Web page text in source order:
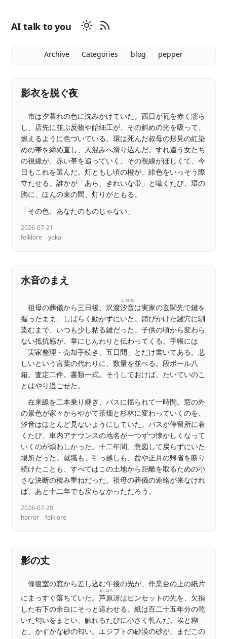
AI talk to you
Archive Categories blog pepper
影衣を脱ぐ夜
市は夕暮れの色に沈みかけていた。西日が瓦を赤く濡ら
し、店先に並ぶ反物や飴細工が、その斜めの光を吸って、
燃えるように色づいている。環は死んだ叔母の形見の紅染
めの帯を締め直し、人混みへ滑り込んだ。すれ違う女たち
の視線が、赤い帯を追っていく。その視線がほしくて、今
日もこれを選んだ。灯ともし頃の橙が、緋色をいっそう際
立たせる。誰かが「あら、きれいな帯」と囁くたび、環の
胸に、ほんの束の間、灯りがともる。
「その色、あなたのものじゃない」
2026-07-21
folklore
yokai
水音のまえ
祖母の葬儀から三日後、沢渡汐音
しおね
は実家の玄関先で鍵を
握ったまま、しばらく動かずにいた。錆びかけた鍵穴に馴
染むまで、いつも少し粘る鍵だった。子供の頃から変わら
ない抵抗感が、掌にじんわりと伝わってくる。手帳には
「実家整理・売却手続き、五日間」とだけ書いてある。悲
しいという言葉の代わりに、数量を並べる。段ボール八
箱。査定二件。書類一式。そうしておけば、たいていのこ
とはやり過ごせた。
在来線を二本乗り継ぎ、バスに揺られて一時間。窓の外
の景色が家々からやがて茶畑と杉林に変わっていくのを、
汐音はほとんど見ないようにしていた。バスが停留所に着
くたび、車内アナウンスの地名が一つずつ懐かしくなって
いくのが煩わしかった。十二年間、意図して戻らずにいた
場所だった。就職も、引っ越しも、盆や正月の帰省を断り
続けたことも、すべてはこの土地から距離を取るための小
さな決断の積み重ねだった。祖母の葬儀の連絡が来なけれ
ば、あと十二年でも戻らなかっただろう。
2026-07-20
horror
folklore
影の丈
修復室の窓から差し込む午後の光が、作業台の上の紙片
にまっすぐ落ちていた。芦原
あしはら
冴はピンセットの先を、欠損
した右下の余白にそっと這わせる。紙は百二十五年分の乾
いた匂いをまとい、触れるたびに小さく軋んだ。埃と糊
と、かすかな砂の匂い。エジプトの砂漠の砂が、まだこの